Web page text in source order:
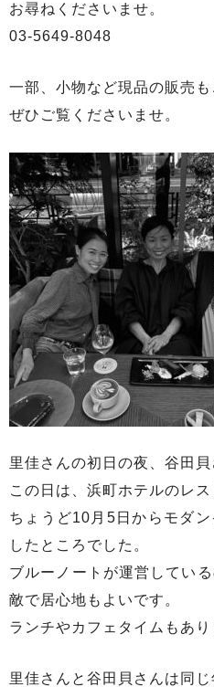
お尋ねくださいませ。
03-5649-8048
一部、小物など現品の販売も
ぜひご覧くださいませ。
里佳さんの初日の夜、谷田貝
この日は、浜町ホテルのレ
ちょうど10月5日からモダ
したところでした。
ブルーノートが運営してい
敵で居心地もよいです。
ランチやカフェタイムもあり
里佳さんと谷田貝さんは同じ